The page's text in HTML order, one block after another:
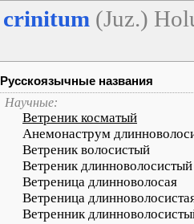
crinitum (Juz.)
Русскоязычные названия
Научные:
Ветреник косматый
Анемонаструм
Ветреник волосистый
Ветреник длинноволосистый
Ветреница длинноволосая
Ветреница
Ветренник